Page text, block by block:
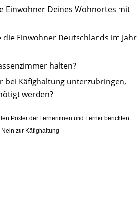
Einwohner Deines Wohnortes mit
Einwohner Deutschlands im Jahr
halten?
bei Käfighaltung unterzubringen,
werden?
Poster der Lernerinnen und Lerner berichten
zur Käfighaltung!